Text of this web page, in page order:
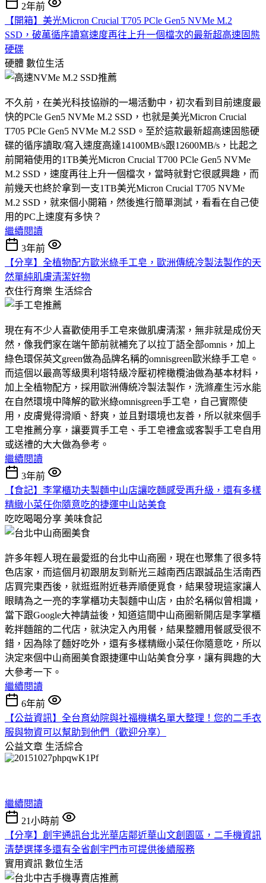
2年前
【開箱】美光Micron Crucial T705 PCle Gen5 NVMe M.2
SSD，破萬循序讀寫速度再往上升一個檔次的最新超高速固態
硬碟
硬體 數位生活
不久前，在美光科技協辦的一場活動中，初次看到目前速度最
快的PCle Gen5 NVMe M.2 SSD，也就是美光Micron Crucial
T705 PCle Gen5 NVMe M.2 SSD。至於這款最新超高速固態硬
碟的循序讀取/寫入速度高達14100MB/s跟12600MB/s，比起之
前開箱使用的1TB美光Micron Crucial T700 PCle Gen5 NVMe
M.2 SSD，速度再往上升一個檔次，當時就對它很感興趣，而
前幾天也終於拿到一支1TB美光Micron Crucial T705 NVMe
M.2 SSD，就來個小開箱，然後進行簡單測試，看看在自己使
用的PC上速度有多快？
繼續閱讀
3年前
【分享】全植物配方歐米綠手工皂，歐洲傳統冷製法製作的天
然單純肌膚清潔好物
衣住行育樂 生活綜合
現在有不少人喜歡使用手工皂來做肌膚清潔，無非就是成份天
然，像我們家在端午節前就補充了以拉丁語全部omnis，加上
綠色環保英文green做為品牌名稱的omnisgreen歐米綠手工皂。
而這個以最高等級奧利塔特級冷壓初榨橄欖油做為基本材料，
加上全植物配方，採用歐洲傳統冷製法製作，洗滌產生污水能
在自然環境中降解的歐米綠omnisgreen手工皂，自己實際使
用，皮膚覺得滑順、舒爽，並且對環境也友善，所以就來個手
工皂推薦分享，讓要買手工皂、手工皂禮盒或客製手工皂自用
或送禮的大大做為參考。
繼續閱讀
3年前
【食記】李掌櫃功夫製麵中山店讓吃麵感受再升級，還有多樣
精緻小菜任你隨意吃的捷運中山站美食
吃吃喝喝分享 美味食記
許多年輕人現在最愛逛的台北中山商圈，現在也聚集了很多特
色店家，而這個月初跟朋友到新光三越南西店跟誠品生活南西
店買完東西後，就逛逛附近巷弄順便覓食，結果發現這家讓人
眼睛為之一亮的李掌櫃功夫製麵中山店，由於名稱似曾相識，
當下跟Google大神請益後，知道這間中山商圈新開店是李掌櫃
乾拌麵館的二代店，就決定入內用餐，結果整體用餐感受很不
錯，因為除了麵好吃外，還有多樣精緻小菜任你隨意吃，所以
決定來個中山商圈美食跟捷運中山站美食分享，讓有興趣的大
大參考一下。
繼續閱讀
6年前
【公益資訊】全台育幼院與社福機構名單大整理！您的二手衣
服與物資可以幫助到他們（歡迎分享）
公益文章 生活綜合
繼續閱讀
21小時前
【分享】創宇通訊台北光華店鄰近華山文創園區，二手機資訊
清楚選擇多還有全省創宇門市可提供後續服務
實用資訊 數位生活